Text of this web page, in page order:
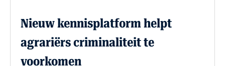
Nieuw kennisplatform helpt
agrariërs criminaliteit te
voorkomen